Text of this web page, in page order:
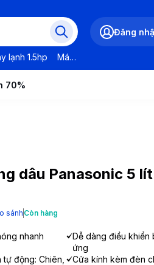
lạnh 1.5hp Máy lạnh LG
Đăng
70%
dâu Panasonic 5
sánh Còn hàng
nhanh
Dễ dàng điều khiển
ứng
động: Chiên,
Cửa kính kèm đèn